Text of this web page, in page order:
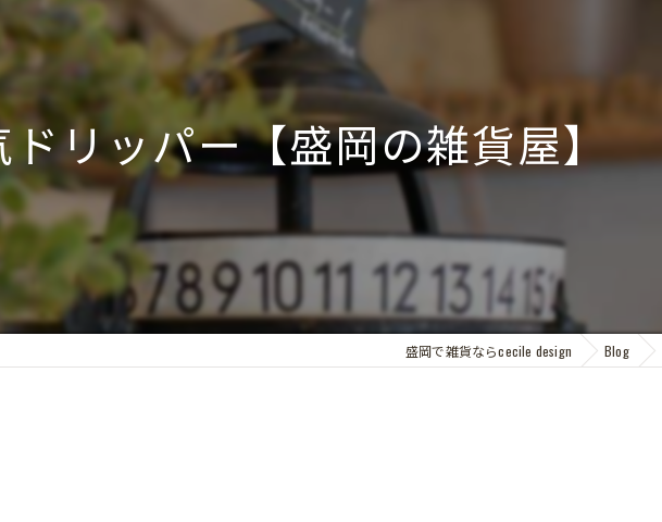
リッパー【盛岡の雑貨屋】
盛岡で雑貨ならcecile design Blog